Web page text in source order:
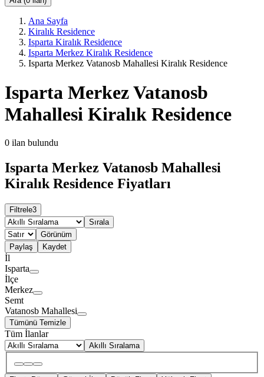
Ana Sayfa
Kiralık Residence
Isparta Kiralık Residence
Isparta Merkez Kiralık Residence
Isparta Merkez Vatanosb Mahallesi Kiralık Residence
Isparta Merkez Vatanosb
Mahallesi Kiralık Residence
0 ilan bulundu
Isparta Merkez Vatanosb Mahallesi
Kiralık Residence Fiyatları
Filtrele3
Sırala
Görünüm
Paylaş
Kaydet
İl
Isparta
İlçe
Merkez
Semt
Vatanosb Mahallesi
Tümünü Temizle
Tüm İlanlar
Akıllı Sıralama